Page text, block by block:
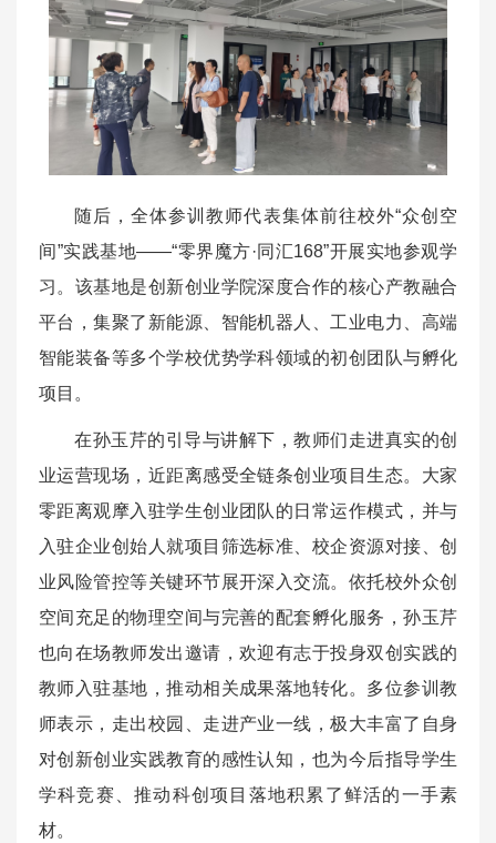
随后，全体参训教师代表集体前往校外“众创空
间”实践基地——“零界魔方·同汇168”开展实地参观学
习。该基地是创新创业学院深度合作的核心产教融合
平台，集聚了新能源、智能机器人、工业电力、高端
智能装备等多个学校优势学科领域的初创团队与孵化
项目。
在孙玉芹的引导与讲解下，教师们走进真实的创
业运营现场，近距离感受全链条创业项目生态。大家
零距离观摩入驻学生创业团队的日常运作模式，并与
入驻企业创始人就项目筛选标准、校企资源对接、创
业风险管控等关键环节展开深入交流。依托校外众创
空间充足的物理空间与完善的配套孵化服务，孙玉芹
也向在场教师发出邀请，欢迎有志于投身双创实践的
教师入驻基地，推动相关成果落地转化。多位参训教
师表示，走出校园、走进产业一线，极大丰富了自身
对创新创业实践教育的感性认知，也为今后指导学生
学科竞赛、推动科创项目落地积累了鲜活的一手素
材。